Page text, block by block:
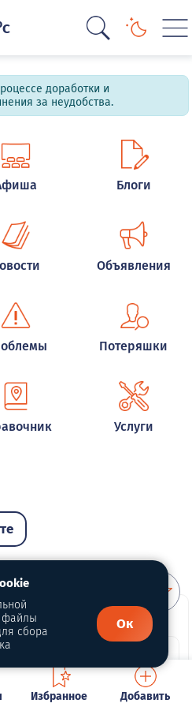
C
доработки и
за неудобства.
Блоги
Объявления
Потеряшки
Услуги
Избранное Добавить
файлы
сбора
Ок